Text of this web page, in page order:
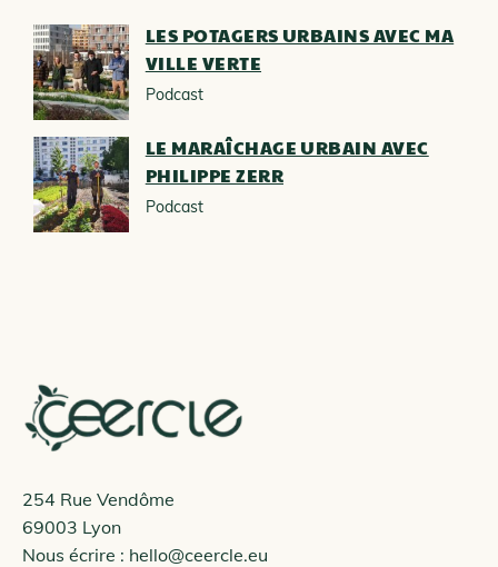
LES POTAGERS URBAINS AVEC MA
VILLE VERTE
Podcast
LE MARAÎCHAGE URBAIN AVEC
PHILIPPE ZERR
Podcast
254 Rue Vendôme
69003 Lyon
Nous écrire : hello@ceercle.eu